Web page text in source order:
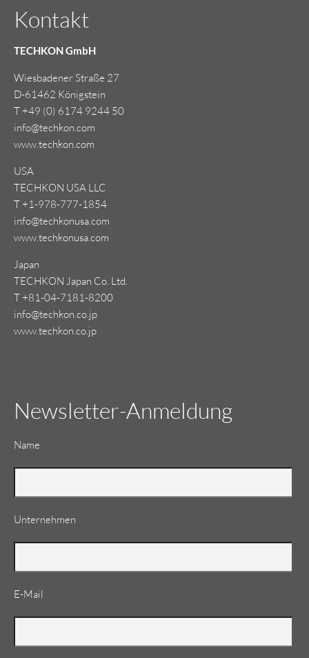
Kontakt
TECHKON GmbH
Wiesbadener Straße 27
D-61462 Königstein
T +49 (0) 6174 9244 50
info@techkon.com
www.techkon.com
USA
TECHKON USA LLC
T +1-978-777-1854
info@techkonusa.com
www.techkonusa.com
Japan
TECHKON Japan Co. Ltd.
T +81-04-7181-8200
info@techkon.co.jp
www.techkon.co.jp
Newsletter-Anmeldung
Pflichtfeld
Name
Unternehmen
Pflichtfeld
E-Mail